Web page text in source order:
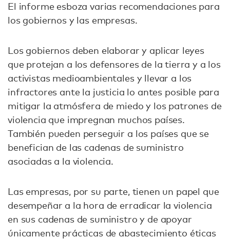
El informe esboza varias recomendaciones para
los gobiernos y las empresas.
Los gobiernos deben elaborar y aplicar leyes
que protejan a los defensores de la tierra y a los
activistas medioambientales y llevar a los
infractores ante la justicia lo antes posible para
mitigar la atmósfera de miedo y los patrones de
violencia que impregnan muchos países.
También pueden perseguir a los países que se
benefician de las cadenas de suministro
asociadas a la violencia.
Las empresas, por su parte, tienen un papel que
desempeñar a la hora de erradicar la violencia
en sus cadenas de suministro y de apoyar
únicamente prácticas de abastecimiento éticas